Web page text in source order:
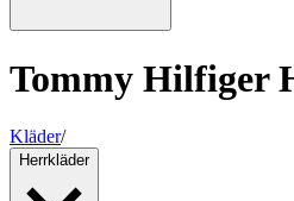
Tommy Hilfiger
Kläder/
Herrkläder